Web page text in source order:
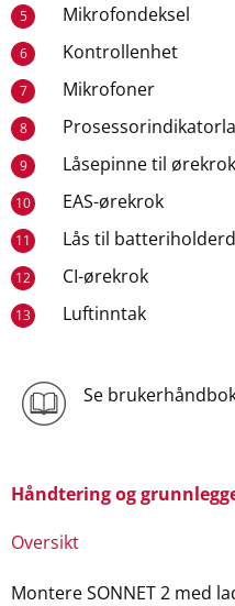
5 Mikrofondeksel
6 Kontrollenhet
7 Mikrofoner
8
9 Låsepinne til ørekrok
10 EAS-ørekrok
11 Lås til
12 CI-ørekrok
13 Luftinntak
Se
Håndtering og
Oversikt
Montere SONNET 2 med